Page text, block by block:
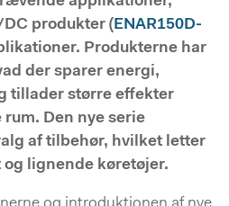
DC produkter ( ENAR150D-
Produkterne har
der sparer energi,
tillader større effekter
Den nye serie
af tilbehør, hvilket letter
lignende køretøjer.